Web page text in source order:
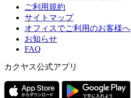
ご利用規約
サイトマップ
オフィスでご利用のお客様へ
お知らせ
FAQ
カクヤス公式アプリ